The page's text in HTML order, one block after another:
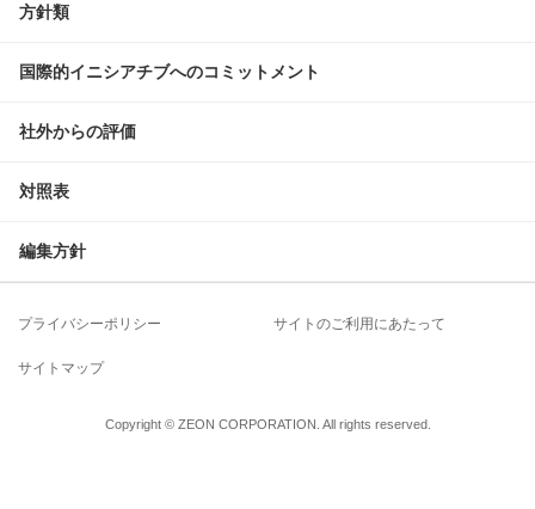
方針類
国際的イニシアチブへのコミットメント
社外からの評価
対照表
編集方針
プライバシーポリシー サイトのご利用にあたって
サイトマップ
Copyright © ZEON CORPORATION. All rights reserved.